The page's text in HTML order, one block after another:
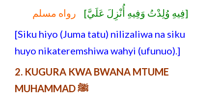
[فِيهِ وُلِدْتُ وَفِيهِ أُنْزِلَ عَلَيَّ] رواه مسلم
[Siku hiyo (Juma tatu) nilizaliwa na siku
huyo nikateremshiwa wahyi (ufunuo).]
2. KUGURA KWA BWANA MTUME
MUHAMMAD ﷺ